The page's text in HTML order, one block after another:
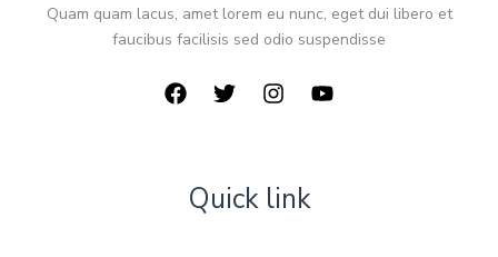
Quam quam lacus, amet lorem eu nunc, eget dui libero et
faucibus facilisis sed odio suspendisse
Quick link